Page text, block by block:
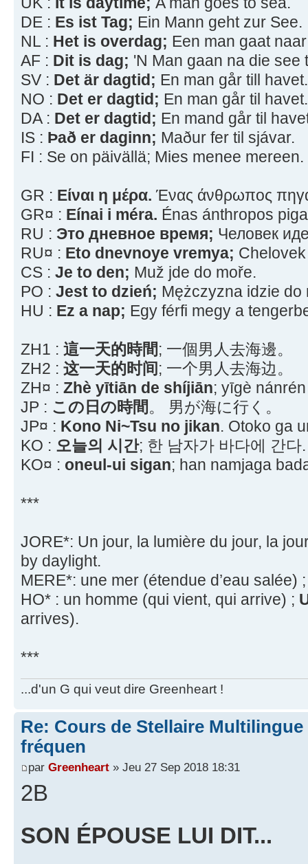
DE : Es ist Tag; Ein Mann geht zur See.
NL : Het is overdag; Een man gaat
AF : Dit is dag; 'N Man gaan na die see
SV : Det är dagtid; En man går till havet.
NO : Det er dagtid; En man går til havet.
DA : Det er dagtid; En mand går til
IS : Það er daginn; Maður fer til sjávar.
FI : Se on päivällä; Mies menee mereen.
GR : Είναι η μέρα. Ένας άνθρωπος
GR¤ : Eínai i méra. Énas ánthropos
RU : Это дневное время; Человек
RU¤ : Eto dnevnoye vremya;
CS : Je to den; Muž jde do moře.
PO : Jest to dzień; Mężczyzna idzie do
HU : Ez a nap; Egy férfi megy a
ZH1 : 這一天的時間; 一個男人去海邊。
ZH2 : 这一天的时间; 一个男人去海边。
ZH¤ : Zhè yītiān de shíjiān; yīgè
JP : この日の時間。 男が海に行く。
JP¤ : Kono Ni~Tsu no jikan. Otoko ga
KO : 오늘의 시간; 한 남자가 바다에 간다.
KO¤ : oneul-ui sigan; han namjaga
***
JORE*: Un jour, la lumière du jour, la
by daylight.
MERE*: une mer (étendue d’eau salée)
HO* : un homme (qui vient, qui arrive) ;
arrives).
***
...d'un G qui veut dire Greenheart !
Re: Cours de Stellaire
fréquen
par Greenheart » Jeu 27 Sep 2018 18:31
2B
SON ÉPOUSE LUI DIT...